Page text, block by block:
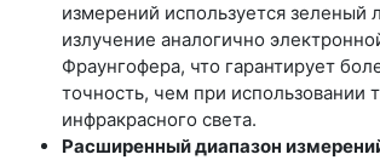
измерений используется зеленый
излучение аналогично
Фраунгофера, что гарантирует
точность, чем при использовании
инфракрасного света.
Расширенный диапазон